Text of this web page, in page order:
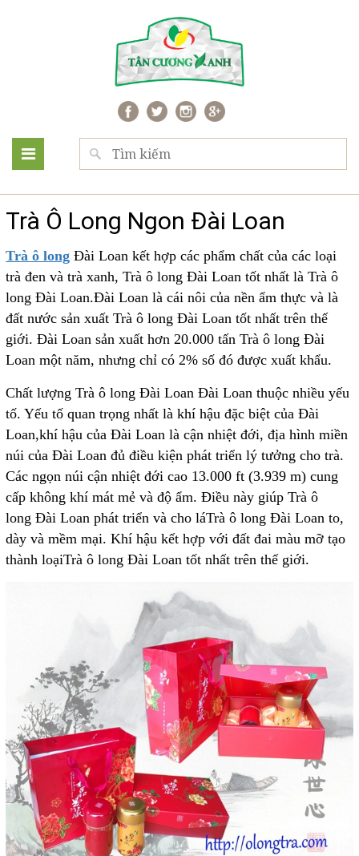
Trà Ô Long Ngon Đài Loan
Trà ô long Đài Loan kết hợp các phẩm chất của các loại
trà đen và trà xanh, Trà ô long Đài Loan tốt nhất là Trà ô
long Đài Loan.Đài Loan là cái nôi của nền ẩm thực và là
đất nước sản xuất Trà ô long Đài Loan tốt nhất trên thế
giới. Đài Loan sản xuất hơn 20.000 tấn Trà ô long Đài
Loan một năm, nhưng chỉ có 2% số đó được xuất khẩu.
Chất lượng Trà ô long Đài Loan Đài Loan thuộc nhiều yếu
tố. Yếu tố quan trọng nhất là khí hậu đặc biệt của Đài
Loan,khí hậu của Đài Loan là cận nhiệt đới, địa hình miền
núi của Đài Loan đủ điều kiện phát triển lý tưởng cho trà.
Các ngọn núi cận nhiệt đới cao 13.000 ft (3.939 m) cung
cấp không khí mát mẻ và độ ẩm. Điều này giúp Trà ô
long Đài Loan phát triển và cho láTrà ô long Đài Loan to,
dày và mềm mại. Khí hậu kết hợp với đất đai màu mỡ tạo
thành loạiTrà ô long Đài Loan tốt nhất trên thế giới.